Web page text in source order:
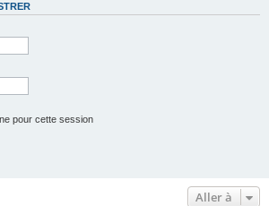
pour cette session
Aller à